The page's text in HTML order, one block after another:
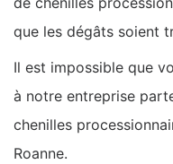
que les dégâts soient
Il est impossible que
à notre entreprise
chenilles
Roanne.